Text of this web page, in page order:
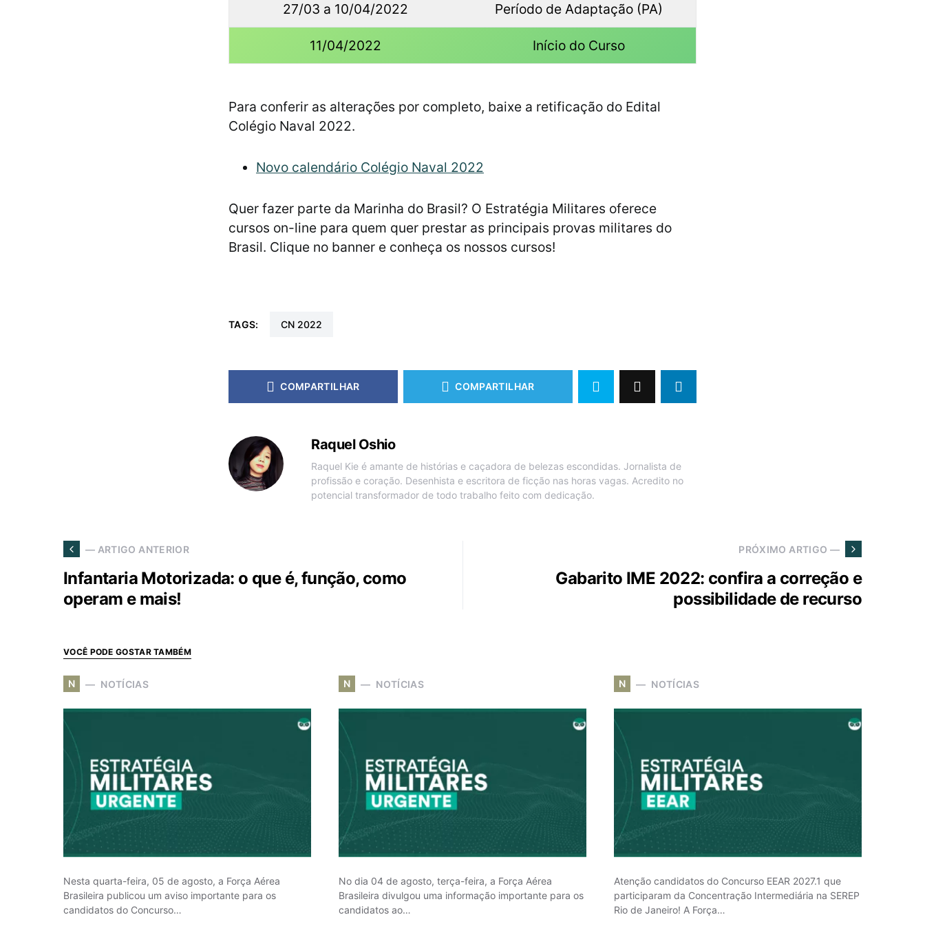
27/03 a 10/04/2022 Período de Adaptação (PA)
11/04/2022 Início do Curso
Para conferir as alterações por completo, baixe a retificação do Edital
Colégio Naval 2022.
Novo calendário Colégio Naval 2022
Quer fazer parte da Marinha do Brasil? O Estratégia Militares oferece
cursos on-line para quem quer prestar as principais provas militares do
Brasil. Clique no banner e conheça os nossos cursos!
TAGS: CN 2022
COMPARTILHAR COMPARTILHAR
Raquel Oshio
Raquel Kie é amante de histórias e caçadora de belezas escondidas. Jornalista de
profissão e coração. Desenhista e escritora de ficção nas horas vagas. Acredito no
potencial transformador de todo trabalho feito com dedicação.
— ARTIGO ANTERIOR
Infantaria Motorizada: o que é, função, como
operam e mais!
PRÓXIMO ARTIGO —
Gabarito IME 2022: confira a correção e
possibilidade de recurso
VOCÊ PODE GOSTAR TAMBÉM
N NOTÍCIAS
Nesta quarta-feira, 05 de agosto, a Força Aérea
Brasileira publicou um aviso importante para os
candidatos do Concurso…
N NOTÍCIAS
No dia 04 de agosto, terça-feira, a Força Aérea
Brasileira divulgou uma informação importante para os
candidatos ao…
N NOTÍCIAS
Atenção candidatos do Concurso EEAR 2027.1 que
participaram da Concentração Intermediária na SEREP
Rio de Janeiro! A Força…